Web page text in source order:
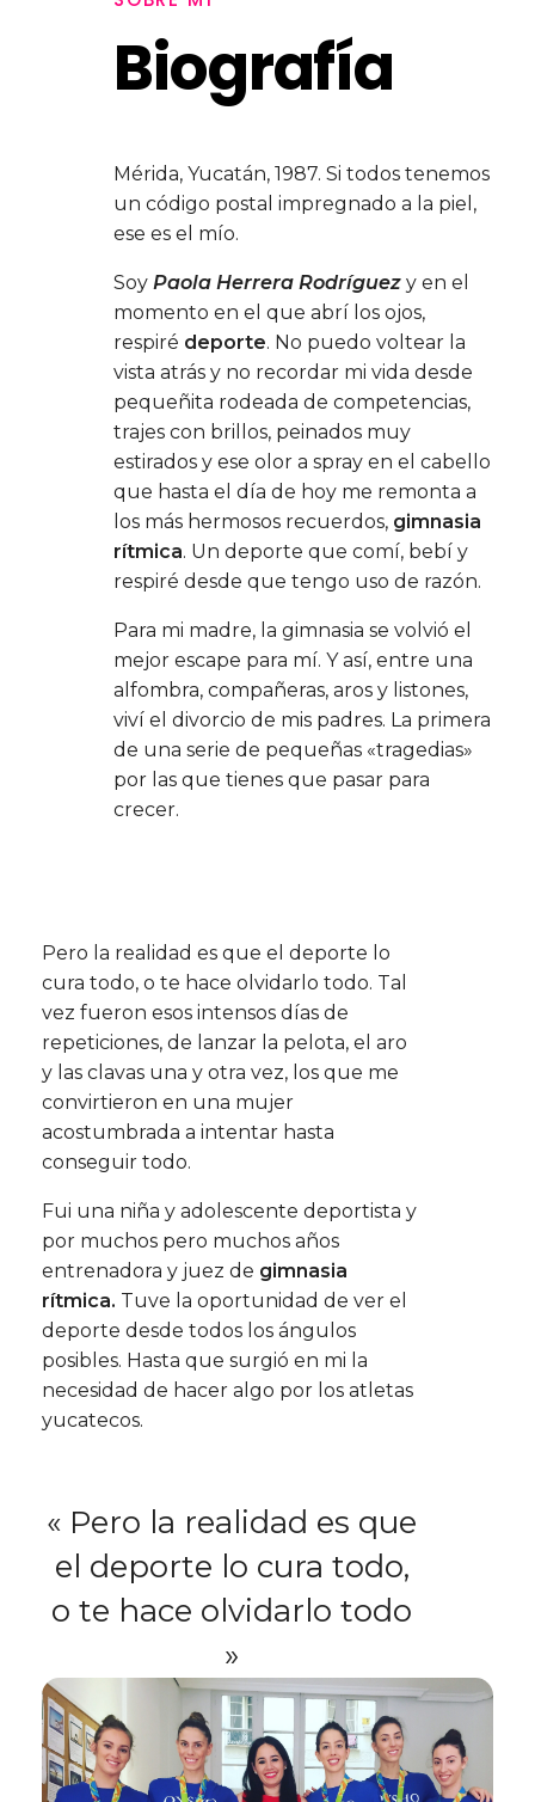
Biografía
Mérida, Yucatán, 1987. Si todos tenemos
un código postal impregnado a la piel,
ese es el mío.
Soy Paola Herrera Rodríguez y en el
momento en el que abrí los ojos,
respiré deporte. No puedo voltear la
vista atrás y no recordar mi vida desde
pequeñita rodeada de competencias,
trajes con brillos, peinados muy
estirados y ese olor a spray en el cabello
que hasta el día de hoy me remonta a
los más hermosos recuerdos, gimnasia
rítmica. Un deporte que comí, bebí y
respiré desde que tengo uso de razón.
Para mi madre, la gimnasia se volvió el
mejor escape para mí. Y así, entre una
alfombra, compañeras, aros y listones,
viví el divorcio de mis padres. La primera
de una serie de pequeñas «tragedias»
por las que tienes que pasar para
crecer.
Pero la realidad es que el deporte lo
cura todo, o te hace olvidarlo todo. Tal
vez fueron esos intensos días de
repeticiones, de lanzar la pelota, el aro
y las clavas una y otra vez, los que me
convirtieron en una mujer
acostumbrada a intentar hasta
conseguir todo.
Fui una niña y adolescente deportista y
por muchos pero muchos años
entrenadora y juez de gimnasia
rítmica. Tuve la oportunidad de ver el
deporte desde todos los ángulos
posibles. Hasta que surgió en mi la
necesidad de hacer algo por los atletas
yucatecos.
« Pero la realidad es que
el deporte lo cura todo,
o te hace olvidarlo todo
»